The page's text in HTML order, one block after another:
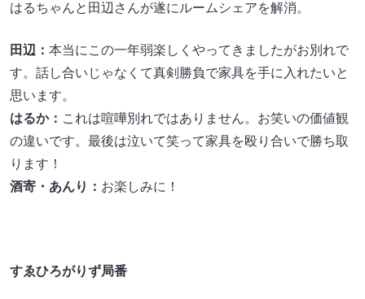
はるちゃんと田辺さんが遂にルームシェアを解消。
田辺： 本当にこの一年弱楽しくやってきましたがお別れで
す。話し合いじゃなくて真剣勝負で家具を手に入れたいと
思います。
はるか： これは喧嘩別れではありません。お笑いの価値観
の違いです。最後は泣いて笑って家具を殴り合いで勝ち取
ります！
酒寄・あんり： お楽しみに！
すゑひろがりず局番